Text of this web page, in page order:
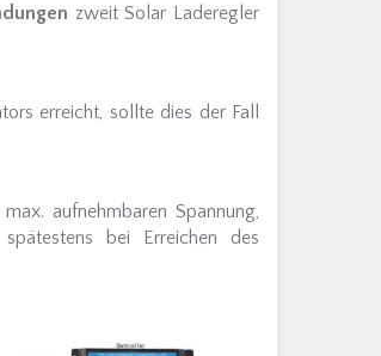
zweit Solar Laderegler
erreicht, sollte dies der Fall
aufnehmbaren Spannung,
bei Erreichen des